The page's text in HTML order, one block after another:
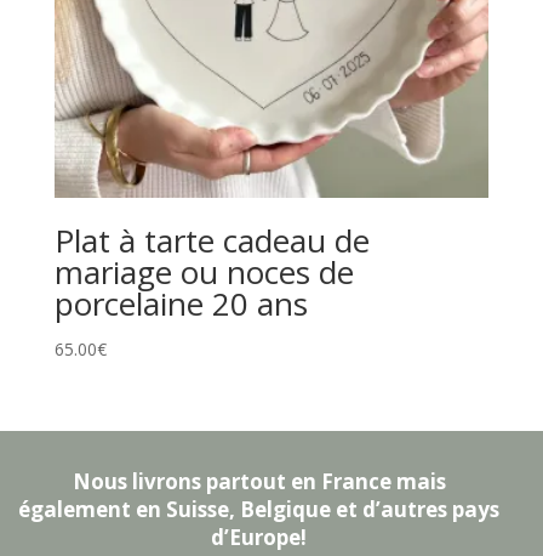
Plat à tarte cadeau de
mariage ou noces de
porcelaine 20 ans
65.00€
Nous livrons partout en France mais
également en Suisse, Belgique et d’autres pays
d’Europe!